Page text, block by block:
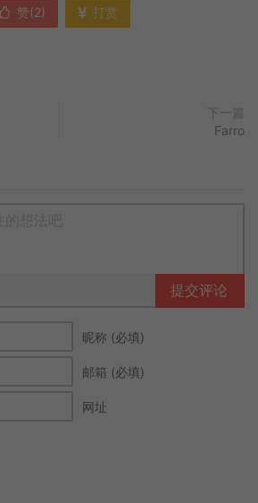
赞(2) 打赏
下一篇
Farro
提交评论
昵称 (必填)
邮箱 (必填)
网址